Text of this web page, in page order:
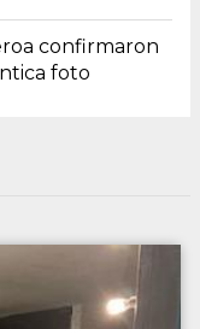
confirmaron
foto